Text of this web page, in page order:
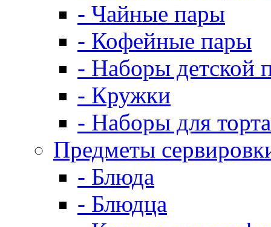
- Чайные пары
- Кофейные пары
- Наборы детской
- Кружки
- Наборы для торта
Предметы
- Блюда
- Блюдца